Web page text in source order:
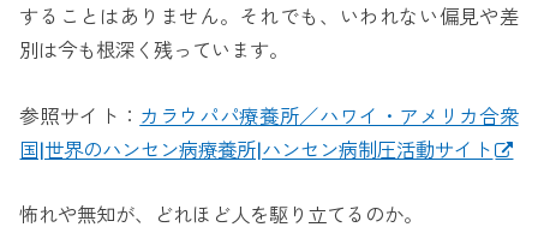
することはありません。それでも、いわれない偏見や差
別は今も根深く残っています。
参照サイト： カラウパパ療養所／ハワイ・アメリカ合衆
国|世界のハンセン病療養所|ハンセン病制圧活動サイト
怖れや無知が、どれほど人を駆り立てるのか。